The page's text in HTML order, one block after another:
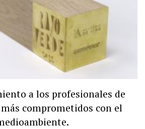
a los profesionales de
comprometidos con el